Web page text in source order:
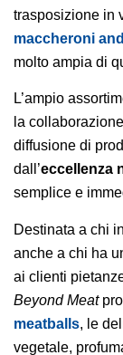
trasposizione in
maccheroni
molto ampia di
L’ampio
la
diffusione di
dall’eccellenza
semplice e
Destinata a chi
anche a chi ha
ai clienti
Beyond Meat
meatballs, le
vegetale,